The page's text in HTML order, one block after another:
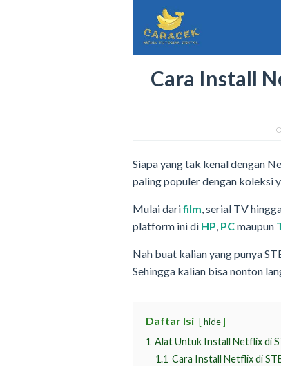
Cara Install
Siapa yang tak kenal dengan
paling populer dengan koleksi
Mulai darifilm, serial TV
platform ini di HP, PCmaupun
Nah buat kalian yang punya
Sehingga kalian bisa nonton
Daftar Isi hide
1 Alat Untuk Install Netflix di
1.1 Cara Install Netflix di